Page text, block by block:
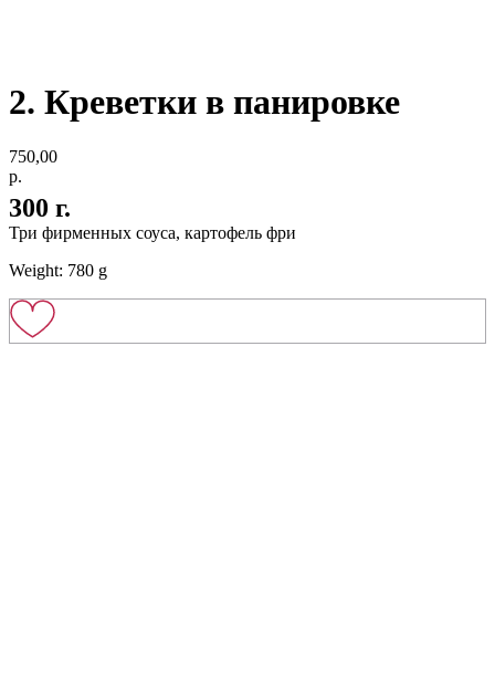
2. Креветки в панировке
750,00
р.
300 г.
Три фирменных соуса, картофель фри
Weight: 780 g